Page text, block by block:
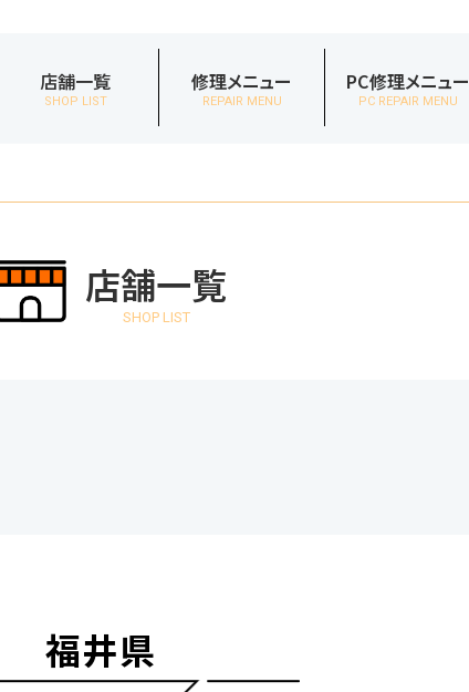
店舗一覧
SHOP LIST
修理メニュー
REPAIR MENU
PC修理メニュー
PC REPAIR MENU
店舗一覧
SHOP LIST
福井県